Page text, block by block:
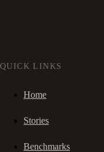
QUICK LINKS
Home
Stories
Benchmarks